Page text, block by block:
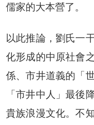
儒家的大本營了。
以此推論，劉氏一
化形成的中原社會
係、市井道義的「
「市井中人」最後
貴族浪漫文化。不